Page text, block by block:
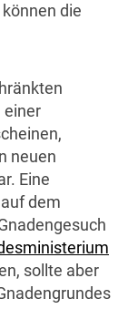
die
einer
neuen
Eine
dem
sollte aber